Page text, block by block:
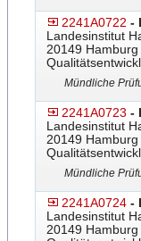
2241A0722 -
Landesinstitut
20149
Mündliche
2241A0723 -
Landesinstitut
20149
Mündliche
2241A0724 -
Landesinstitut
20149